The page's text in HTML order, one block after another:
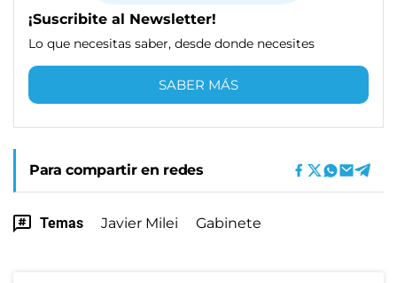
¡Suscribite al Newsletter!
Lo que necesitas saber, desde donde necesites
SABER MÁS
Para compartir en redes
Temas Javier Milei Gabinete